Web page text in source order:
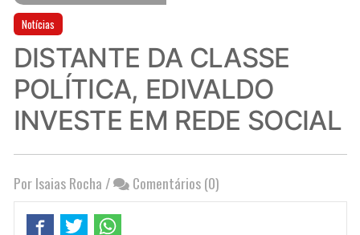
Notícias
DISTANTE DA CLASSE
POLÍTICA, EDIVALDO
INVESTE EM REDE SOCIAL
Por Isaias Rocha / Comentários (0)